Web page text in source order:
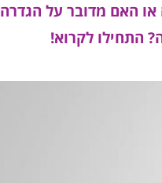
או האם מדובר על הגדרה
התחילו לקרוא!